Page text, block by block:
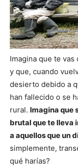
Imagina que te
y que, cuando
desierto debido a
han fallecido o se
rural. Imagina que
brutal que te lleva
a aquellos que un
simplemente,
qué harías?